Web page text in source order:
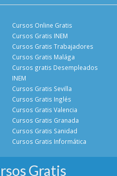
Cursos Online Gratis
Cursos Gratis INEM
Cursos Gratis Trabajadores
Cursos Gratis Malága
Cursos gratis Desempleados
INEM
Cursos Gratis Sevilla
Cursos Gratis Inglés
Cursos Gratis Valencia
Cursos Gratis Granada
Cursos Gratis Sanidad
Cursos Gratis Informática
Gratis